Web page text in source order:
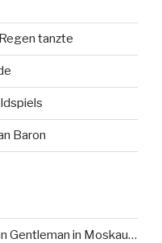
tanzte
Baron
Gentleman in Moskau…